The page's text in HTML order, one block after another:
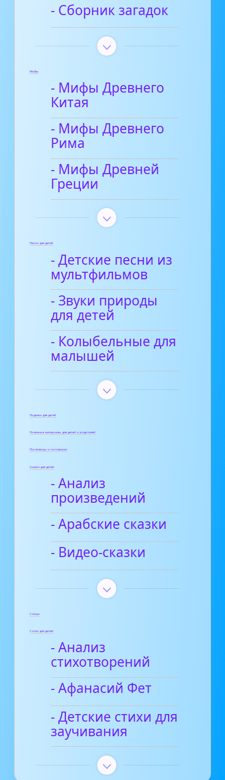
- Сборник загадок
Мифы
- Мифы Древнего
Китая
- Мифы Древнего
Рима
- Мифы Древней
Греции
Песни для детей
- Детские песни из
мультфильмов
- Звуки природы
для детей
- Колыбельные для
малышей
Поделки для детей
Полезные материалы для детей и родителей
Пословицы и поговорки
Сказки для детей
- Анализ
произведений
- Арабские сказки
- Видео-сказки
Статьи
Стихи для детей
- Анализ
стихотворений
- Афанасий Фет
- Детские стихи для
заучивания